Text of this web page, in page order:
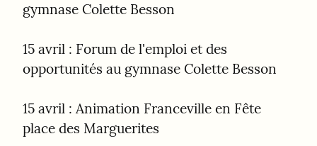
gymnase Colette Besson
15 avril : Forum de l'emploi et des
opportunités au gymnase Colette Besson
15 avril : Animation Franceville en Fête
place des Marguerites